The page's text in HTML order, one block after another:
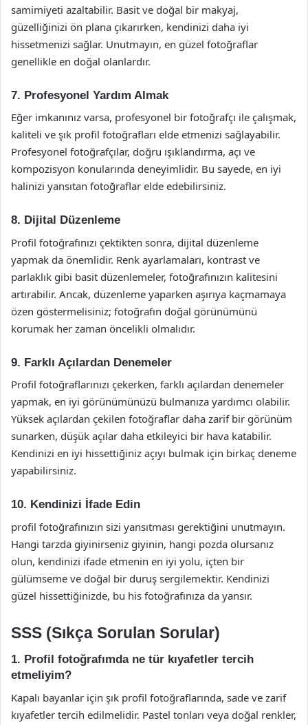
samimiyeti azaltabilir. Basit ve doğal bir makyaj,
güzelliğinizi ön plana çıkarırken, kendinizi daha iyi
hissetmenizi sağlar. Unutmayın, en güzel fotoğraflar
genellikle en doğal olanlardır.
7. Profesyonel Yardım Almak
Eğer imkanınız varsa, profesyonel bir fotoğrafçı ile çalışmak,
kaliteli ve şık profil fotoğrafları elde etmenizi sağlayabilir.
Profesyonel fotoğrafçılar, doğru ışıklandırma, açı ve
kompozisyon konularında deneyimlidir. Bu sayede, en iyi
halinizi yansıtan fotoğraflar elde edebilirsiniz.
8. Dijital Düzenleme
Profil fotoğrafınızı çektikten sonra, dijital düzenleme
yapmak da önemlidir. Renk ayarlamaları, kontrast ve
parlaklık gibi basit düzenlemeler, fotoğrafınızın kalitesini
artırabilir. Ancak, düzenleme yaparken aşırıya kaçmamaya
özen göstermelisiniz; fotoğrafın doğal görünümünü
korumak her zaman öncelikli olmalıdır.
9. Farklı Açılardan Denemeler
Profil fotoğraflarınızı çekerken, farklı açılardan denemeler
yapmak, en iyi görünümünüzü bulmanıza yardımcı olabilir.
Yüksek açılardan çekilen fotoğraflar daha zarif bir görünüm
sunarken, düşük açılar daha etkileyici bir hava katabilir.
Kendinizi en iyi hissettiğiniz açıyı bulmak için birkaç deneme
yapabilirsiniz.
10. Kendinizi İfade Edin
profil fotoğrafınızın sizi yansıtması gerektiğini unutmayın.
Hangi tarzda giyinirseniz giyinin, hangi pozda olursanız
olun, kendinizi ifade etmenin en iyi yolu, içten bir
gülümseme ve doğal bir duruş sergilemektir. Kendinizi
güzel hissettiğinizde, bu his fotoğrafınıza da yansır.
SSS (Sıkça Sorulan Sorular)
1. Profil fotoğrafımda ne tür kıyafetler tercih
etmeliyim?
Kapalı bayanlar için şık profil fotoğraflarında, sade ve zarif
kıyafetler tercih edilmelidir. Pastel tonları veya doğal renkler,